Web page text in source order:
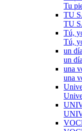
Tu
TU
TU
Tú,
Tú,
un
un
una
una